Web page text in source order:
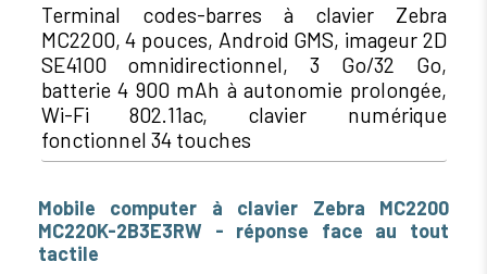
Terminal codes-barres à clavier Zebra
MC2200, 4 pouces, Android GMS, imageur 2D
SE4100 omnidirectionnel, 3 Go/32 Go,
batterie 4 900 mAh à autonomie prolongée,
Wi-Fi 802.11ac, clavier numérique
fonctionnel 34 touches
Mobile computer à clavier Zebra MC2200
MC220K-2B3E3RW - réponse face au tout
tactile